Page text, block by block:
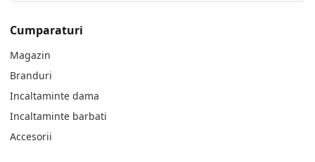
Cumparaturi
Magazin
Branduri
Incaltaminte dama
Incaltaminte barbati
Accesorii